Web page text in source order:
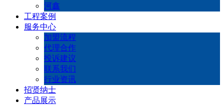
河鑫
工程案例
服务中心
加盟流程
代理合作
投诉建议
联系我们
行业资讯
招贤纳士
产品展示